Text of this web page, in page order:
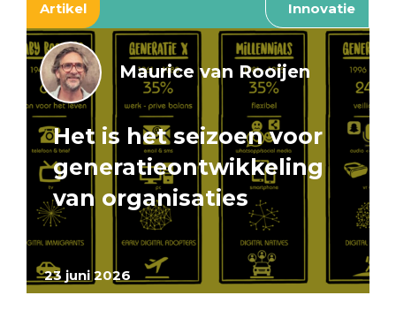
Artikel Innovatie
23 juni 2026
Maurice van Rooijen
Het is het seizoen voor
generatieontwikkeling
van organisaties